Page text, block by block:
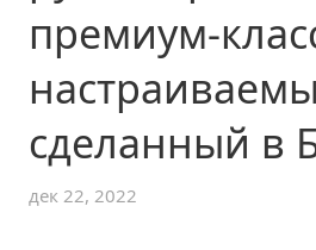
премиум-
сделанный в
дек 22, 2022